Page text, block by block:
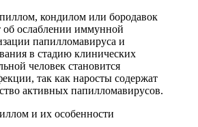
кондилом или бородавок
об ослаблении иммунной
папилломавируса и
в стадию клинических
человек становится
так как наросты содержат
активных папилломавирусов.